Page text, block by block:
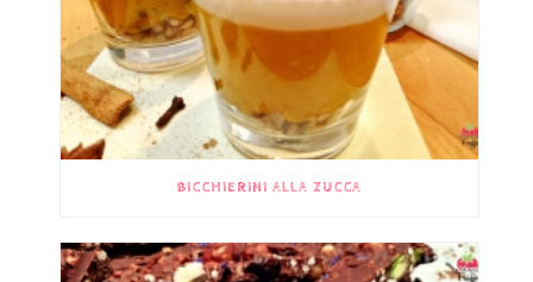
BICCHIERINI ALLA ZUCCA